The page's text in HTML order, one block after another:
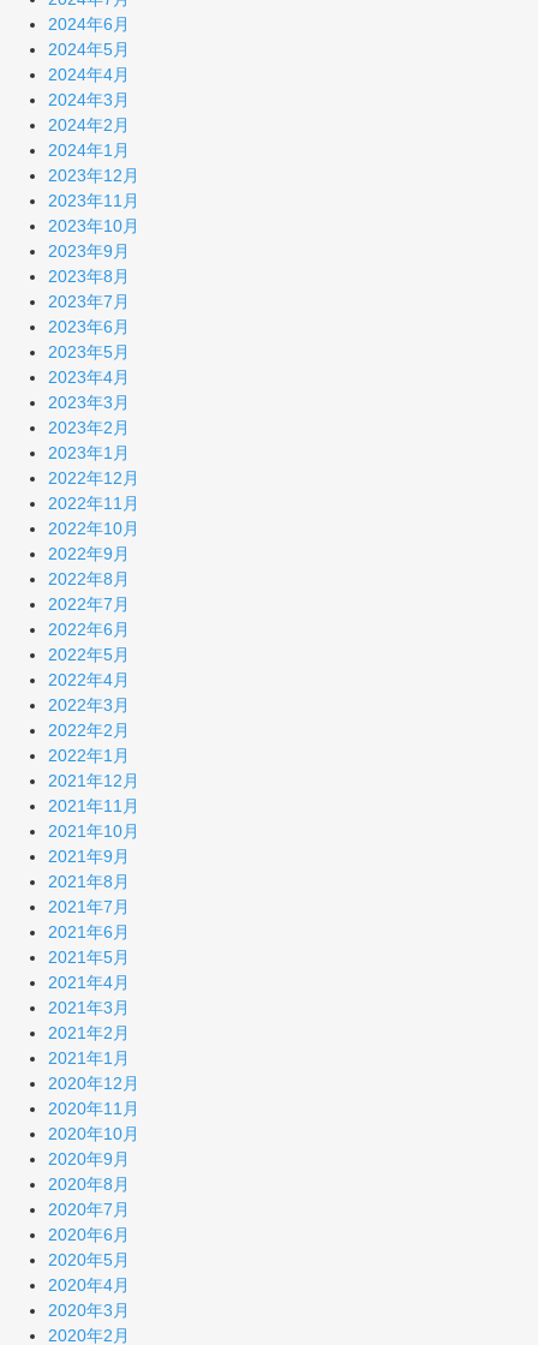
2024年6月
2024年5月
2024年4月
2024年3月
2024年2月
2024年1月
2023年12月
2023年11月
2023年10月
2023年9月
2023年8月
2023年7月
2023年6月
2023年5月
2023年4月
2023年3月
2023年2月
2023年1月
2022年12月
2022年11月
2022年10月
2022年9月
2022年8月
2022年7月
2022年6月
2022年5月
2022年4月
2022年3月
2022年2月
2022年1月
2021年12月
2021年11月
2021年10月
2021年9月
2021年8月
2021年7月
2021年6月
2021年5月
2021年4月
2021年3月
2021年2月
2021年1月
2020年12月
2020年11月
2020年10月
2020年9月
2020年8月
2020年7月
2020年6月
2020年5月
2020年4月
2020年3月
2020年2月